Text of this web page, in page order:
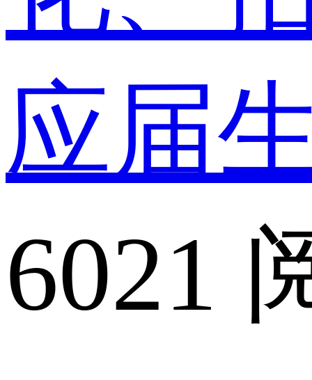
应届
6021